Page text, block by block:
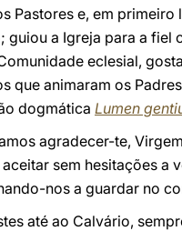
Pastores e, em
guiou a Igreja para a
eclesial,
que animaram os
dogmática Lumen
agradecer-te,
aceitar sem hesitações a
nos a guardar no
até ao Calvário,